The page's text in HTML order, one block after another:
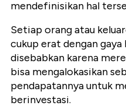
mendefinisikan hal
Setiap orang atau
cukup erat dengan
disebabkan karena
bisa mengalokasikan
pendapatannya untuk
berinvestasi.